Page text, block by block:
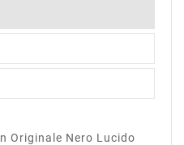
Originale Nero Lucido